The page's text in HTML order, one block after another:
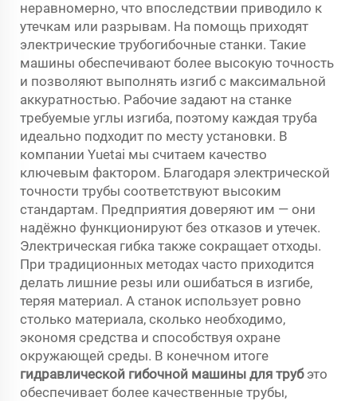
неравномерно, что впоследствии приводило к
утечкам или разрывам. На помощь приходят
электрические трубогибочные станки. Такие
машины обеспечивают более высокую точность
и позволяют выполнять изгиб с максимальной
аккуратностью. Рабочие задают на станке
требуемые углы изгиба, поэтому каждая труба
идеально подходит по месту установки. В
компании Yuetai мы считаем качество
ключевым фактором. Благодаря электрической
точности трубы соответствуют высоким
стандартам. Предприятия доверяют им — они
надёжно функционируют без отказов и утечек.
Электрическая гибка также сокращает отходы.
При традиционных методах часто приходится
делать лишние резы или ошибаться в изгибе,
теряя материал. А станок использует ровно
столько материала, сколько необходимо,
экономя средства и способствуя охране
окружающей среды. В конечном итоге
гидравлической гибочной машины для труб это
обеспечивает более качественные трубы,